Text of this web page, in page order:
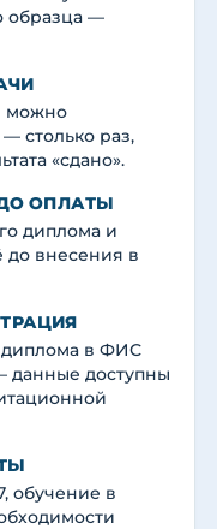
образца —
можно
— столько раз,
«сдано».
ОПЛАТЫ
диплома и
внесения в
диплома в ФИС
доступны
обучение в